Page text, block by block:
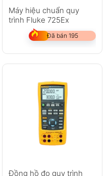
Máy hiệu chuẩn quy
trình Fluke 725Ex
Đã bán 195
Đồng hồ đo quy trình